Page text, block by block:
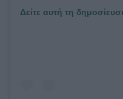
Δείτε αυτή τη